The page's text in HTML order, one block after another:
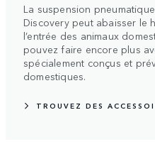
La suspension
Discovery peut abaisser le
l’entrée des animaux
pouvez faire encore plus
spécialement conçus et
domestiques.
TROUVEZ DES